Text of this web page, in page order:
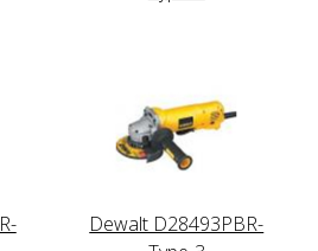
Dewalt D28493PBR-